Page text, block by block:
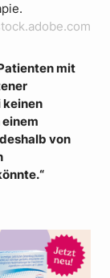
mit
keinen
von